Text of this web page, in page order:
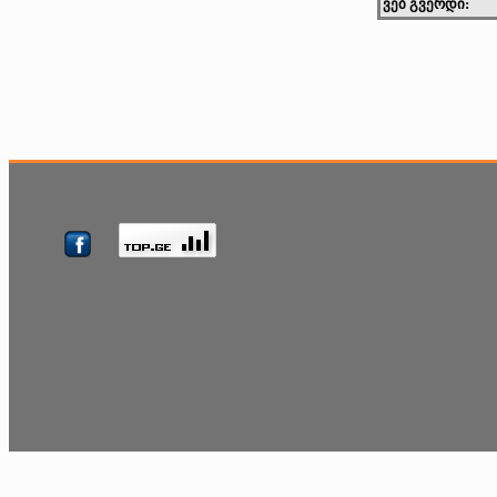
ვებ გვერდი: